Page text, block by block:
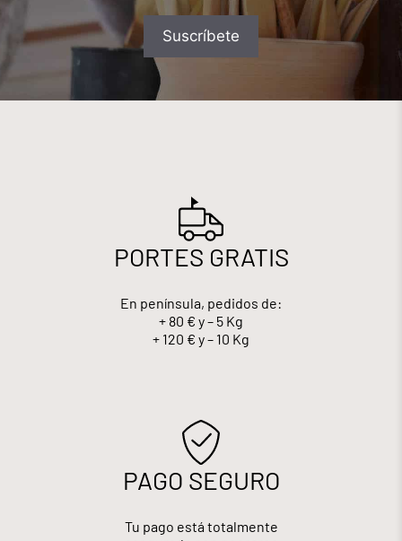
PORTES GRATIS
En península, pedidos de:
+ 80 € y – 5 Kg
+ 120 € y – 10 Kg
PAGO SEGURO
Tu pago está totalmente